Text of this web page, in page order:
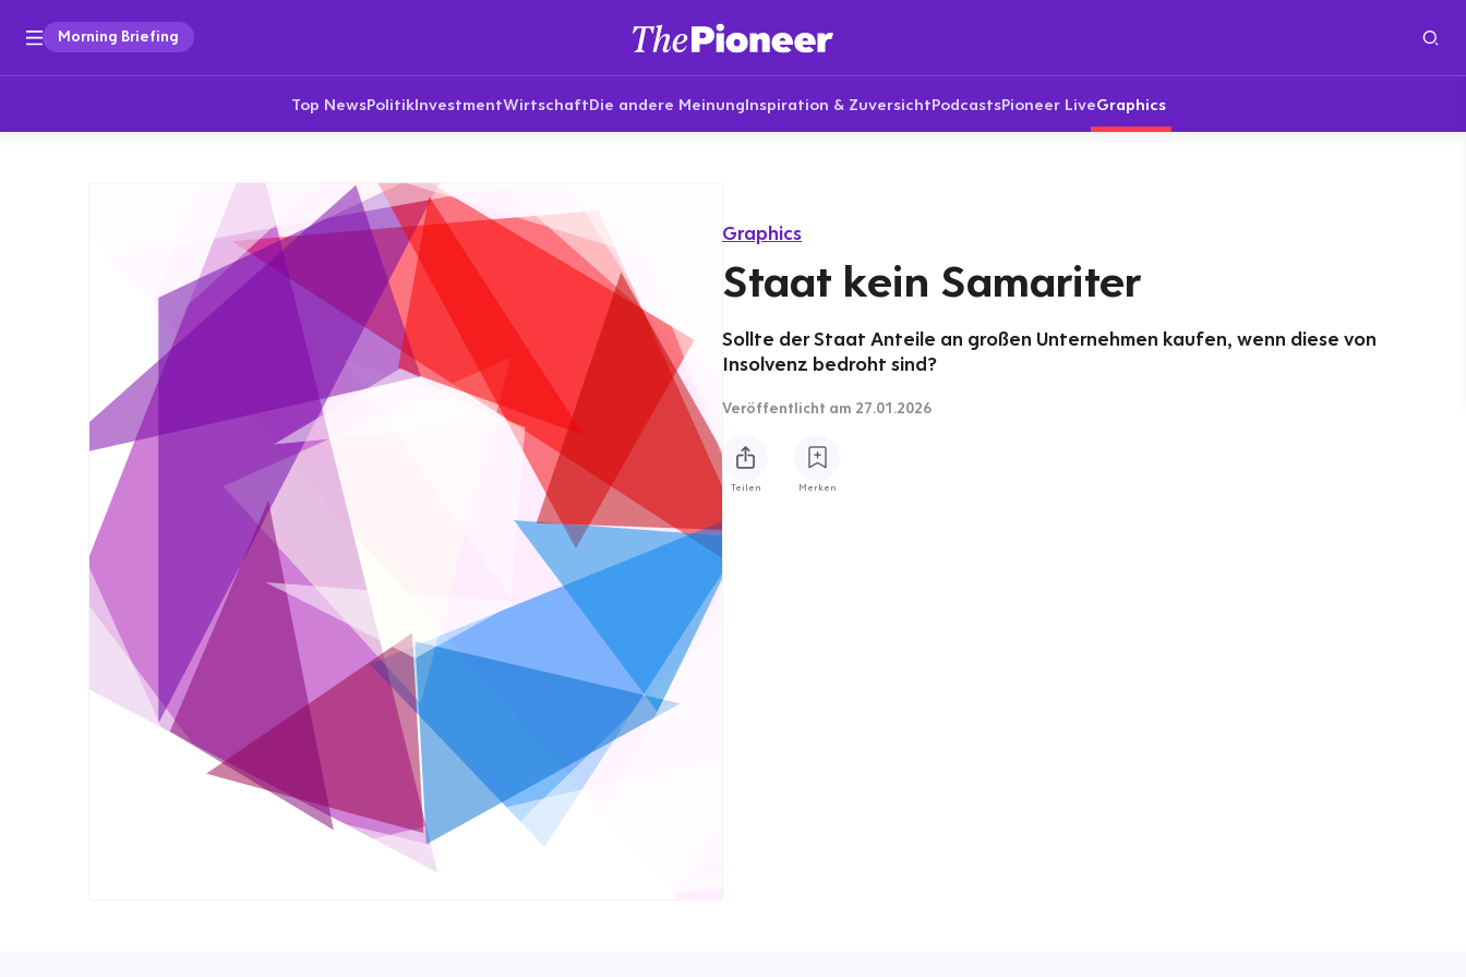
Morning Briefing
Top NewsPolitikInvestmentWirtschaftDie andere MeinungInspiration & ZuversichtPodcastsPioneer LiveGraphics
Graphics
Staat kein Samariter
Sollte der Staat Anteile an großen Unternehmen kaufen, wenn diese von
Insolvenz bedroht sind?
Veröffentlicht am 27.01.2026
Teilen Merken